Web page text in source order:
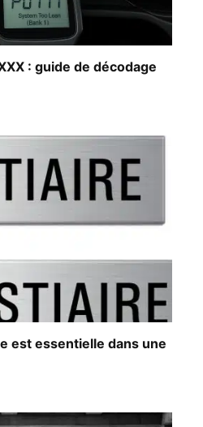
: guide de décodage
est essentielle dans une